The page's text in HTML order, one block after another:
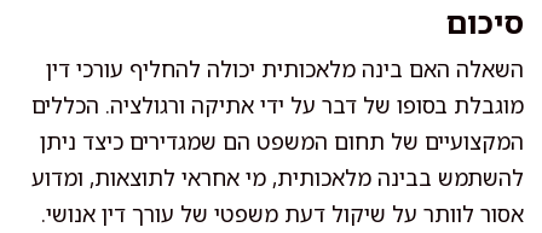
סיכום
השאלה האם בינה מלאכותית יכולה להחליף עורכי דין
מוגבלת בסופו של דבר על ידי אתיקה ורגולציה. הכללים
המקצועיים של תחום המשפט הם שמגדירים כיצד ניתן
להשתמש בבינה מלאכותית, מי אחראי לתוצאות, ומדוע
אסור לוותר על שיקול דעת משפטי של עורך דין אנושי.